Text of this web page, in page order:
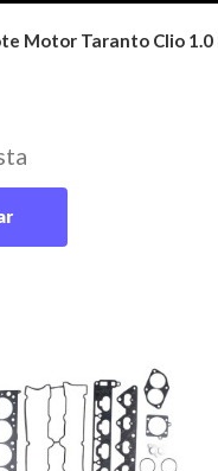
Motor Taranto Clio 1.0